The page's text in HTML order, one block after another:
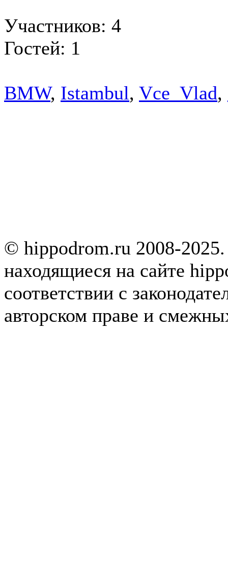
Участников: 4
Гостей: 1
BMW, Istambul, Vce_Vlad,
© hippodrom.ru 2008-
находящиеся на сайте
соответствии с
авторском праве и